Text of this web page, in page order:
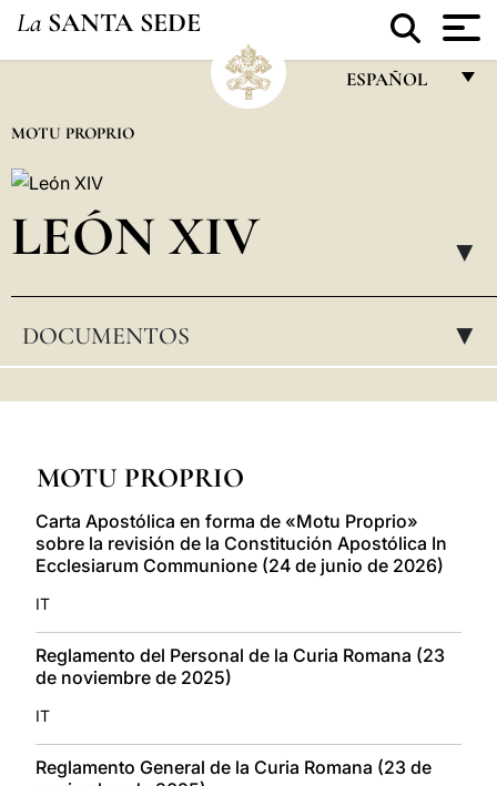
La SANTA SEDE
ESPAÑOL
ESPAÑOL
LATINE
MOTU PROPRIO
LEÓN XIV ▸
DOCUMENTOS ▸
MOTU PROPRIO
Carta Apostólica en forma de «Motu Proprio»
sobre la revisión de la Constitución Apostólica In
Ecclesiarum Communione (24 de junio de 2026)
IT
Reglamento del Personal de la Curia Romana (23
de noviembre de 2025)
IT
Reglamento General de la Curia Romana (23 de